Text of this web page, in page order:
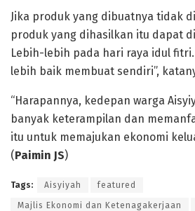
Jika produk yang dibuatnya tidak
produk yang dihasilkan itu dapat
Lebih-lebih pada hari raya idul
lebih baik membuat sendiri”,
“Harapannya, kedepan warga
banyak keterampilan dan
itu untuk memajukan ekonomi
(Paimin JS)
Tags: Aisyiyah featured
Majlis Ekonomi dan Ketenagakerjaan